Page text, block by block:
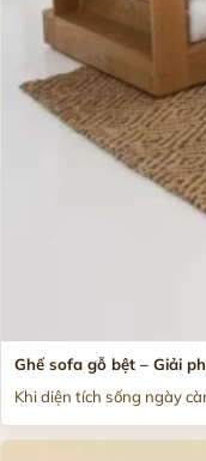
Ghế sofa gỗ bệt – Giải
Khi diện tích sống ngày